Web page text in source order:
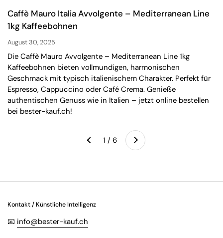
Caffè Mauro Italia Avvolgente – Mediterranean Line
1kg Kaffeebohnen
August 30, 2025
Die Caffè Mauro Avvolgente – Mediterranean Line 1kg
Kaffeebohnen bieten vollmundigen, harmonischen
Geschmack mit typisch italienischem Charakter. Perfekt für
Espresso, Cappuccino oder Café Crema. Genieße
authentischen Genuss wie in Italien – jetzt online bestellen
bei bester-kauf.ch!
Zurück 1 / 6 Weiter
Kontakt / Künstliche Intelligenz
📧 info@bester-kauf.ch